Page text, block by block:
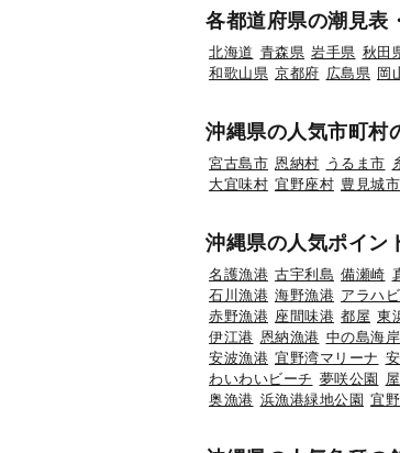
各都道府県の潮見表
北海道 青森県 岩手県 秋田
和歌山県 京都府 広島県 岡
沖縄県の人気市町村
宮古島市 恩納村 うるま市
大宜味村 宜野座村 豊見城市
沖縄県の人気ポイン
名護漁港 古宇利島 備瀬崎
石川漁港 海野漁港 アラハ
赤野漁港 座間味港 都屋 東
伊江港 恩納漁港 中の島海岸
安波漁港 宜野湾マリーナ
わいわいビーチ 夢咲公園
奥漁港 浜漁港緑地公園 宜